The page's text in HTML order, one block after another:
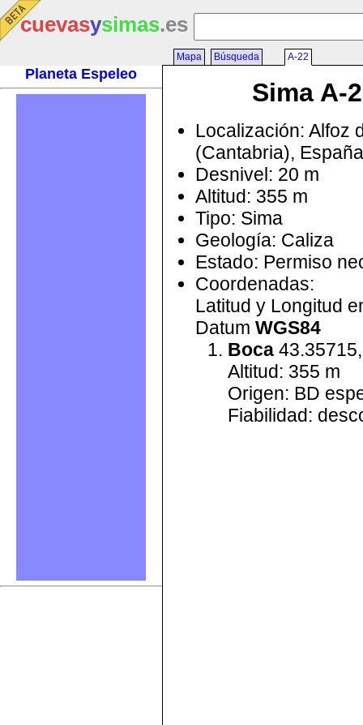
cuevasysimas.es
Planeta Espeleo
Mapa Búsqueda A-22
Sima A-
Localización: Alfoz
(Cantabria), España
Desnivel: 20 m
Altitud: 355 m
Tipo: Sima
Geología: Caliza
Estado: Permiso
Coordenadas:
Latitud y Longitud
Datum WGS84
Boca
Altitud: 355 m
Origen: BD
Fiabilidad: